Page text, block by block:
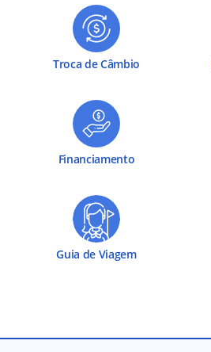
Troca de Câmbio
Financiamento
Guia de Viagem